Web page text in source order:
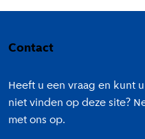
Contact
Heeft u een vraag en kunt
niet vinden op deze site?
met ons op.